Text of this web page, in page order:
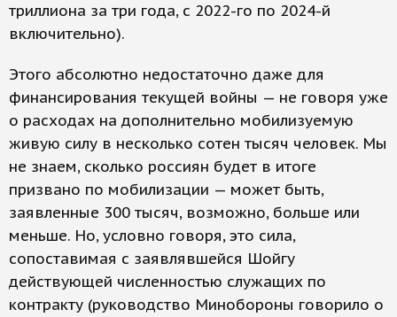
триллиона за три года, с 2022-го по 2024-й
включительно).
Этого абсолютно недостаточно даже для
финансирования текущей войны — не говоря уже
о расходах на дополнительно мобилизуемую
живую силу в несколько сотен тысяч человек. Мы
не знаем, сколько россиян будет в итоге
призвано по мобилизации — может быть,
заявленные 300 тысяч, возможно, больше или
меньше. Но, условно говоря, это сила,
сопоставимая с заявлявшейся Шойгу
действующей численностью служащих по
контракту (руководство Минобороны говорило о